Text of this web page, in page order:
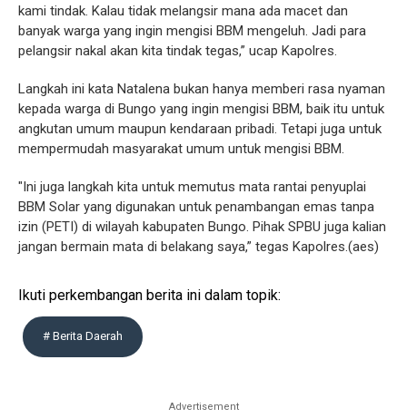
kami tindak. Kalau tidak melangsir mana ada macet dan
banyak warga yang ingin mengisi BBM mengeluh. Jadi para
pelangsir nakal akan kita tindak tegas,” ucap Kapolres.
Langkah ini kata Natalena bukan hanya memberi rasa nyaman
kepada warga di Bungo yang ingin mengisi BBM, baik itu untuk
angkutan umum maupun kendaraan pribadi. Tetapi juga untuk
mempermudah masyarakat umum untuk mengisi BBM.
"Ini juga langkah kita untuk memutus mata rantai penyuplai
BBM Solar yang digunakan untuk penambangan emas tanpa
izin (PETI) di wilayah kabupaten Bungo. Pihak SPBU juga kalian
jangan bermain mata di belakang saya,” tegas Kapolres.(aes)
Ikuti perkembangan berita ini dalam topik:
# Berita Daerah
Advertisement